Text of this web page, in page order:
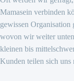
Mamasein verbinden
gewissen Organisation
wovon wir weiter
kleinen bis
Kunden teilen sich uns